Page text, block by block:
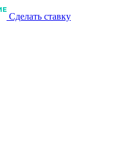
Сделать ставку